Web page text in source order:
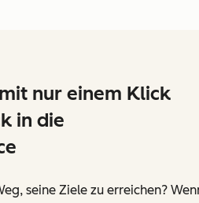
nur einem Klick
in die
seine Ziele zu erreichen?